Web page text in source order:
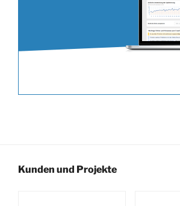
Kunden und Projekte